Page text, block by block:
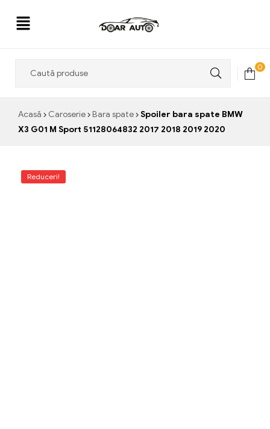
0
Acasă Caroserie Bara spate
Spoiler bara spate BMW
X3 G01 M Sport 51128064832 2017 2018 2019 2020
Reduceri!